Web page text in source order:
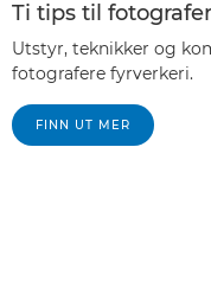
Ti tips til
Utstyr, teknikker og
fotografere fyrverkeri.
FINN UT MER